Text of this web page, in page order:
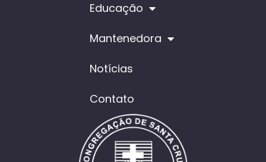
Educação
Mantenedora
Notícias
Contato